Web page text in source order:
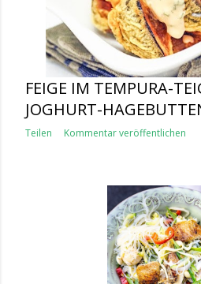
FEIGE IM TEMPURA-
JOGHURT-
Teilen Kommentar veröffentlichen